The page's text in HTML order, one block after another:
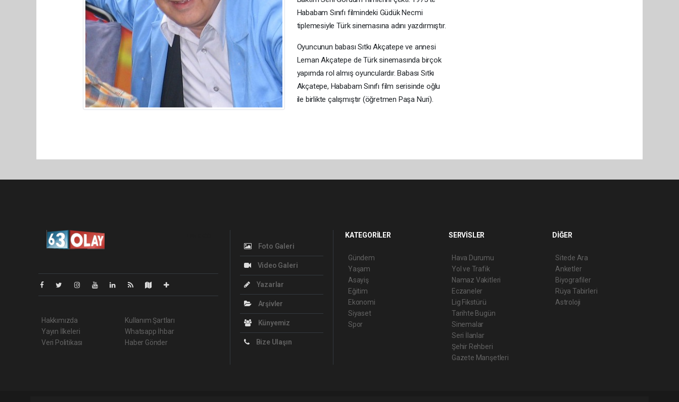
Hababam Sınıfı filmindeki Güdük Necmi
tiplemesiyle Türk sinemasına adını yazdırmıştır.
Oyuncunun babası Sıtkı Akçatepe ve annesi
Leman Akçatepe de Türk sinemasında birçok
yapımda rol almış oyunculardır. Babası Sıtkı
Akçatepe, Hababam Sınıfı film serisinde oğlu
ile birlikte çalışmıştır (öğretmen Paşa Nuri).
Hakkımızda
Yayın İlkeleri
Veri Politikası
Kullanım Şartları
Whatsapp İhbar
Haber Gönder
Foto Galeri
Video Galeri
Yazarlar
Arşivler
Künyemiz
Bize Ulaşın
KATEGORİLER
Gündem
Yaşam
Asayiş
Eğitim
Ekonomi
Siyaset
Spor
SERVİSLER
Hava Durumu
Yol ve Trafik
Namaz Vakitleri
Eczaneler
Lig Fikstürü
Tarihte Bugün
Sinemalar
Seri İlanlar
Şehir Rehberi
Gazete Manşetleri
DİĞER
Sitede Ara
Anketler
Biyografiler
Rüya Tabirleri
Astroloji